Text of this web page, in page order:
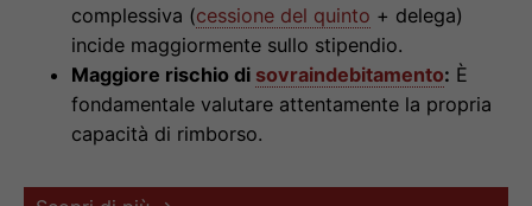
complessiva (cessione del quinto + delega)
incide maggiormente sullo stipendio.
Maggiore rischio di sovraindebitamento: È
fondamentale valutare attentamente la propria
capacità di rimborso.